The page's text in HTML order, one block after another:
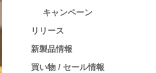
キャンペーン
リリース
新製品情報
買い物 / セール情報